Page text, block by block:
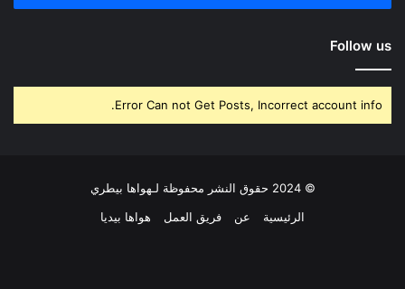
Follow us
Error Can not Get Posts, Incorrect account info.
© 2024 حقوق النشر محفوظة لـهواها بيطري
الرئيسية
عن فريق العمل هواها بيديا